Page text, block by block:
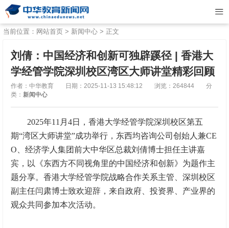
当前位置： 网站首页 > 新闻中心 > 正文
刘倩：中国经济和创新可独辟蹊径 | 香港大
学经管学院深圳校区湾区大师讲堂精彩回顾
作者：中华教育 日期：2025-11-13 15:48:12 浏览：264844
分
类： 新闻中心
2025年11月4日，香港大学经管学院深圳校区第五
期“湾区大师讲堂”成功举行，东西均咨询公司创始人兼CE
O、经济学人集团前大中华区总裁刘倩博士担任主讲嘉
宾，以《东西方不同视角里的中国经济和创新》为题作主
题分享。香港大学经管学院战略合作关系主管、深圳校区
副主任闫肃博士致欢迎辞，来自政府、投资界、产业界的
观众共同参加本次活动。